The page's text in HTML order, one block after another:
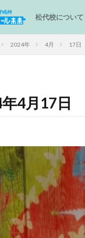
松代校について
2024年 4月 17日
4月17日